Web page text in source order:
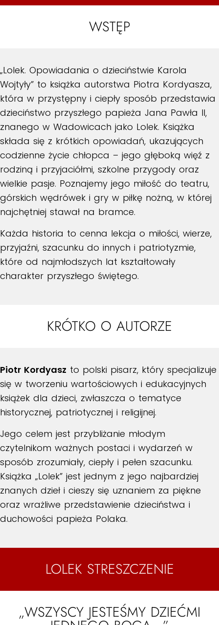
WSTĘP
„Lolek. Opowiadania o dzieciństwie Karola
Wojtyły” to książka autorstwa Piotra Kordyasza,
która w przystępny i ciepły sposób przedstawia
dzieciństwo przyszłego papieża Jana Pawła II,
znanego w Wadowicach jako Lolek. Książka
składa się z krótkich opowiadań, ukazujących
codzienne życie chłopca – jego głęboką więź z
rodziną i przyjaciółmi, szkolne przygody oraz
wielkie pasje. Poznajemy jego miłość do teatru,
górskich wędrówek i gry w piłkę nożną, w której
najchętniej stawał na bramce.
Każda historia to cenna lekcja o miłości, wierze,
przyjaźni, szacunku do innych i patriotyzmie,
które od najmłodszych lat kształtowały
charakter przyszłego świętego.
KRÓTKO O AUTORZE
Piotr Kordyasz to polski pisarz, który specjalizuje
się w tworzeniu wartościowych i edukacyjnych
książek dla dzieci, zwłaszcza o tematyce
historycznej, patriotycznej i religijnej.
Jego celem jest przybliżanie młodym
czytelnikom ważnych postaci i wydarzeń w
sposób zrozumiały, ciepły i pełen szacunku.
Książka „Lolek” jest jednym z jego najbardziej
znanych dzieł i cieszy się uznaniem za piękne
oraz wrażliwe przedstawienie dzieciństwa i
duchowości papieża Polaka.
LOLEK STRESZCZENIE
„WSZYSCY JESTEŚMY DZIEĆMI